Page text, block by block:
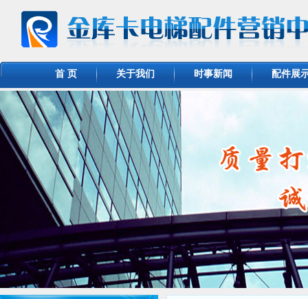
首 页 关于我们 时事新闻 配件展